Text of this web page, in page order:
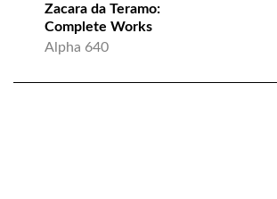
Zacara da Teramo:
Complete Works
Alpha 640